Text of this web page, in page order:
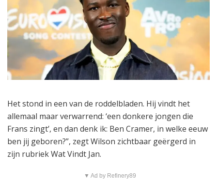
Het stond in een van de roddelbladen. Hij vindt het
allemaal maar verwarrend: ‘een donkere jongen die
Frans zingt’, en dan denk ik: Ben Cramer, in welke eeuw
ben jij geboren?”, zegt Wilson zichtbaar geërgerd in
zijn rubriek Wat Vindt Jan.
▼ Ad by Refinery89